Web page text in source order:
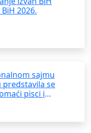
2026.
sajmu
predstavila se
pisci i